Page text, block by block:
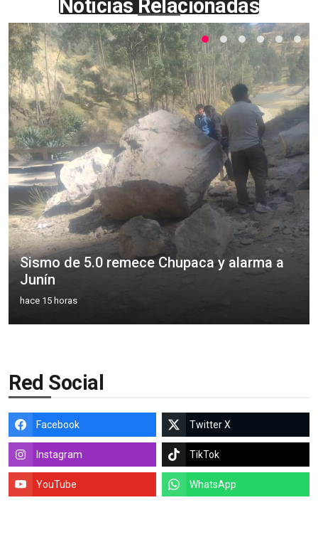
Noticias Relacionadas
Sismo de 5.0 remece Chupaca y alarma a
Junín
hace 15 horas
Red Social
Facebook Twitter X
Instagram TikTok
YouTube WhatsApp